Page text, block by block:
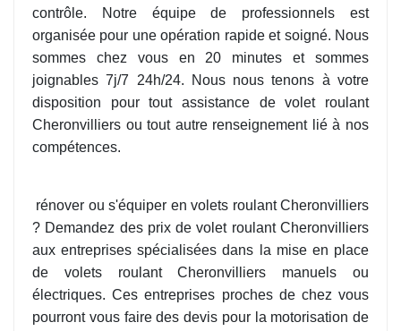
contrôle. Notre équipe de professionnels est
organisée pour une opération rapide et soigné. Nous
sommes chez vous en 20 minutes et sommes
joignables 7j/7 24h/24. Nous nous tenons à votre
disposition pour tout assistance de volet roulant
Cheronvilliers ou tout autre renseignement lié à nos
compétences.
rénover ou s'équiper en volets roulant Cheronvilliers
? Demandez des prix de volet roulant Cheronvilliers
aux entreprises spécialisées dans la mise en place
de volets roulant Cheronvilliers manuels ou
électriques. Ces entreprises proches de chez vous
pourront vous faire des devis pour la motorisation de